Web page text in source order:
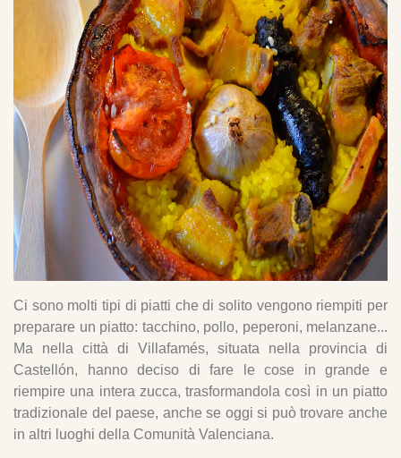
Ci sono molti tipi di piatti che di solito vengono riempiti per
preparare un piatto: tacchino, pollo, peperoni, melanzane...
Ma nella città di Villafamés, situata nella provincia di
Castellón, hanno deciso di fare le cose in grande e
riempire una intera zucca, trasformandola così in un piatto
tradizionale del paese, anche se oggi si può trovare anche
in altri luoghi della Comunità Valenciana.